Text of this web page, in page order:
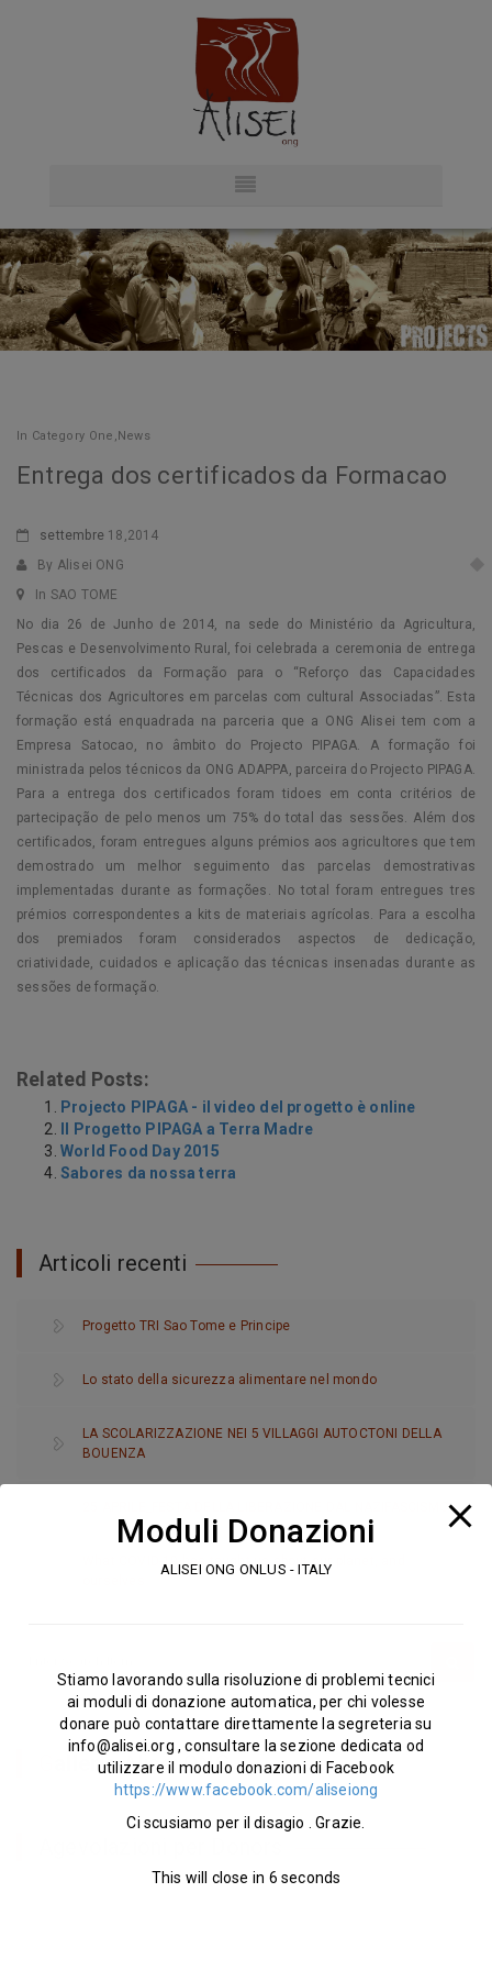
In Category One News
Entrega dos certificados da Formacao
settembre 18,2014
By Alisei ONG
In SAO TOME
No dia 26 de Junho de 2014, na sede do Ministério da Agricultura,
Pescas e Desenvolvimento Rural, foi celebrada a ceremonia de entrega
dos certificados da Formação para o “Reforço das Capacidades
Técnicas dos Agricultores em parcelas com cultural Associadas”. Esta
formação está enquadrada na parceria que a ONG Alisei tem com a
Empresa Satocao, no âmbito do Projecto PIPAGA. A formação foi
ministrada pelos técnicos da ONG ADAPPA, parceira do Projecto PIPAGA.
Para a entrega dos certificados foram tidoes em conta critérios de
partecipação de pelo menos um 75% do total das sessões. Além dos
certificados, foram entregues alguns prémios aos agricultores que tem
demostrado um melhor seguimento das parcelas demostrativas
implementadas durante as formações. No total foram entregues tres
prémios correspondentes a kits de materiais agrícolas. Para a escolha
dos premiados foram considerados aspectos de dedicação,
criatividade, cuidados e aplicação das técnicas insenadas durante as
sessões de formação.
Related Posts:
Projecto PIPAGA - il video del progetto è online
Il Progetto PIPAGA a Terra Madre
World Food Day 2015
Sabores da nossa terra
Articoli recenti
Progetto TRI Sao Tome e Principe
Lo stato della sicurezza alimentare nel mondo
LA SCOLARIZZAZIONE NEI 5 VILLAGGI AUTOCTONI DELLA
BOUENZA
25 APRILE_FESTA DELLA LIBERAZIONE DAL NAZIFASCISMO
alleriaAlisei ONG
Moduli Donazioni
ALISEI ONG ONLUS - ITALY
Stiamo lavorando sulla risoluzione di problemi tecnici
ai moduli di donazione automatica, per chi volesse
donare può contattare direttamente la segreteria su
info@alisei.org , consultare la sezione dedicata od
utilizzare il modulo donazioni di Facebook
https://www.facebook.com/aliseiong
Ci scusiamo per il disagio . Grazie.
This will close in 6 seconds